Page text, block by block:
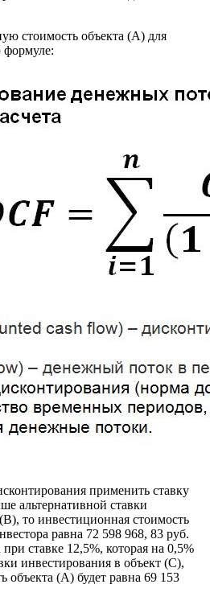
стоимость объекта (A) для
формуле:
применить ставку
альтернативной ставки
то инвестиционная стоимость
равна 72 598 968, 83 руб.
ставке 12,5%, которая на 0,5%
инвестирования в объект (С),
объекта (A) будет равна 69 153